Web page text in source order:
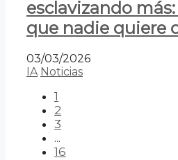
esclavizando
que nadie quiere
03/03/2026
IA Noticias
1
2
3
...
16